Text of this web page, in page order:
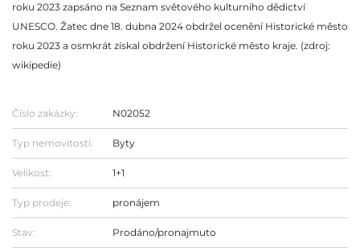
roku 2023 zapsáno na Seznam světového kulturního dědictví
UNESCO. Žatec dne 18. dubna 2024 obdržel ocenění Historické město
roku 2023 a osmkrát získal obdržení Historické město kraje. (zdroj:
wikipedie)
Číslo zakázky: N02052
Typ nemovitosti: Byty
Velikost: 1+1
Typ prodeje: pronájem
Stav: Prodáno/pronajmuto